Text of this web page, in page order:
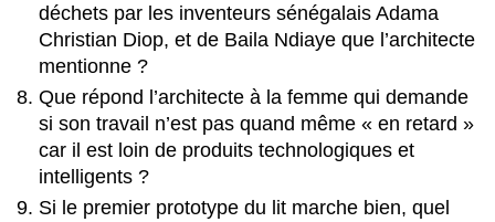
déchets par les inventeurs sénégalais Adama
Christian Diop, et de Baila Ndiaye que l’architecte
mentionne ?
Que répond l’architecte à la femme qui demande
si son travail n’est pas quand même « en retard »
car il est loin de produits technologiques et
intelligents ?
Si le premier prototype du lit marche bien, quel